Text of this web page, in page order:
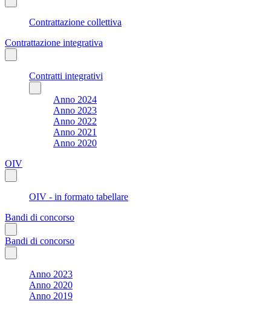
Contrattazione collettiva
Contrattazione integrativa
Contratti integrativi
Anno 2024
Anno 2023
Anno 2022
Anno 2021
Anno 2020
OIV
OIV - in formato tabellare
Bandi di concorso
Bandi di concorso
Anno 2023
Anno 2020
Anno 2019